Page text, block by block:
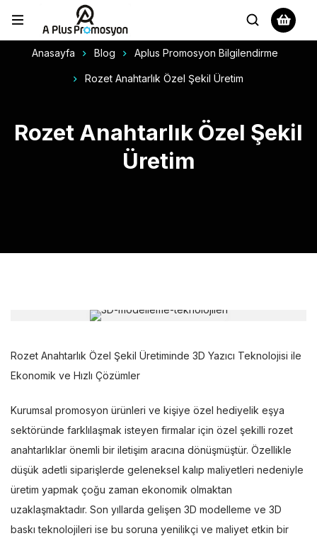
Anasayfa Blog Aplus Promosyon Bilgilendirme
Rozet Anahtarlık Özel Şekil Üretim
Rozet Anahtarlık Özel Şekil
Üretim
Rozet Anahtarlık Özel Şekil Üretiminde 3D Yazıcı Teknolojisi ile
Ekonomik ve Hızlı Çözümler
Kurumsal promosyon ürünleri ve kişiye özel hediyelik eşya
sektöründe farklılaşmak isteyen firmalar için özel şekilli rozet
anahtarlıklar önemli bir iletişim aracına dönüşmüştür. Özellikle
düşük adetli siparişlerde geleneksel kalıp maliyetleri nedeniyle
üretim yapmak çoğu zaman ekonomik olmaktan
uzaklaşmaktadır. Son yıllarda gelişen 3D modelleme ve 3D
baskı teknolojileri ise bu soruna yenilikçi ve maliyet etkin bir